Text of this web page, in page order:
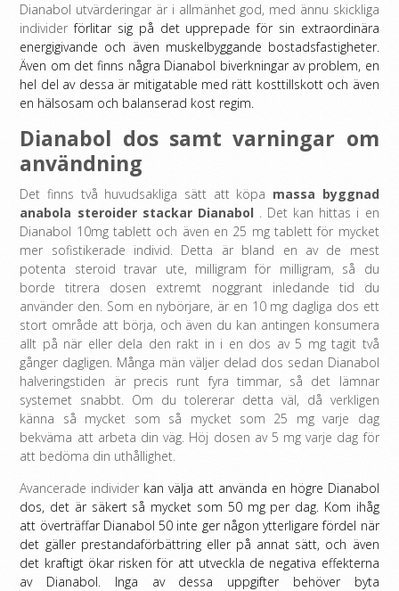
Dianabol utvärderingar är i allmänhet god, med ännu skickliga
individerförlitar sig på det upprepade för sin extraordinära
energigivande och även muskelbyggande bostadsfastigheter.
Även om det finns några Dianabol biverkningar av problem, en
hel del av dessa är mitigatable med rätt kosttillskott och även
en hälsosam och balanserad kost regim.
Dianabol dos samt varningar om
användning
Det finns två huvudsakliga sätt att köpa massa byggnad
anabola steroider stackar Dianabol. Det kan hittas i en
Dianabol 10mg tablett och även en 25 mg tablett för mycket
mer sofistikerade individ. Detta är bland en av de mest
potenta steroid travar ute, milligram för milligram, så du
borde titrera dosen extremt noggrant inledande tid du
använder den. Som en nybörjare, är en 10 mg dagliga dos ett
stort område att börja, och även du kan antingen konsumera
allt på när eller dela den rakt in i en dos av 5 mg tagit två
gånger dagligen. Många män väljer delad dos sedan Dianabol
halveringstiden är precis runt fyra timmar, så det lämnar
systemet snabbt. Om du tolererar detta väl, då verkligen
känna så mycket som så mycket som 25 mg varje dag
bekväma att arbeta din väg. Höj dosen av 5 mg varje dag för
att bedöma din uthållighet.
Avancerade individer kan välja att använda en högre Dianabol
dos, det är säkert så mycket som 50 mg per dag. Kom ihåg
att överträffar Dianabol 50 inte ger någon ytterligare fördel när
det gäller prestandaförbättring eller på annat sätt, och även
det kraftigt ökar risken för att utveckla de negativa effekterna
av Dianabol. Inga av dessa uppgifter behöver byta